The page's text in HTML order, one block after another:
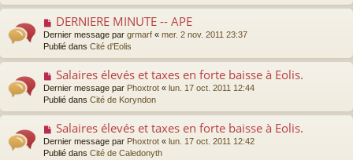
e
e
s
a
e
a
u
m
e
s
a
e
N
u
a
u
m
e
s
a
DERNIERE MINUTE -- APE
Dernier message par grmarf « mer. 2 nov. 2011 23:37
Publié dans Cité d'Eolis
N
u
a
u
m
Salaires élevés et taxes en forte baisse à Eolis.
Dernier message par Phoxtrot « lun. 17 oct. 2011 12:44
Publié dans Cité de Koryndon
N
u
Salaires élevés et taxes en forte baisse à Eolis.
Dernier message par Phoxtrot « lun. 17 oct. 2011 12:42
Publié dans Cité de Caledonyth